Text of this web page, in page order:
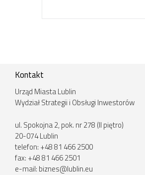
Kontakt
Urząd Miasta Lublin
Wydział Strategii i Obsługi Inwestorów
ul. Spokojna 2, pok. nr 278 (II piętro)
20-074 Lublin
telefon: +48 81 466 2500
fax: +48 81 466 2501
e-mail: biznes@lublin.eu